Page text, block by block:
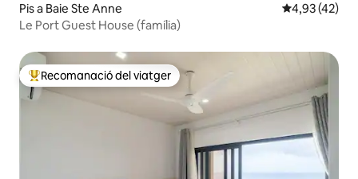
Pis a Baie Ste Anne 4,93 de
4,93 (42)
Le Port Guest House (família)
Principals recomanacions dels viatgers
Recomanació del viatger